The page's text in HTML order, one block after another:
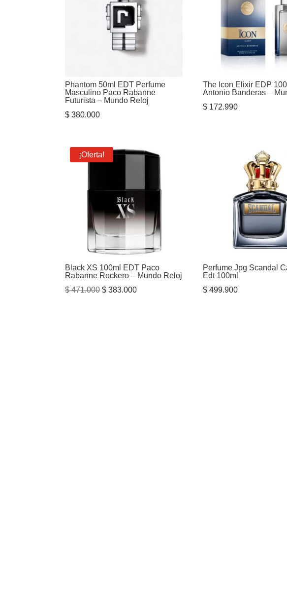
Phantom 50ml EDT Perfume
Masculino Paco Rabanne
Futurista – Mundo Reloj
$ 380.000
The Icon Elixir EDP
Antonio Banderas –
$ 172.990
¡Oferta!
Black XS 100ml EDT Paco
Rabanne Rockero – Mundo Reloj
$471.000 El
$ 383.000El
Perfume Jpg Scandal
Edt 100ml
$ 499.900